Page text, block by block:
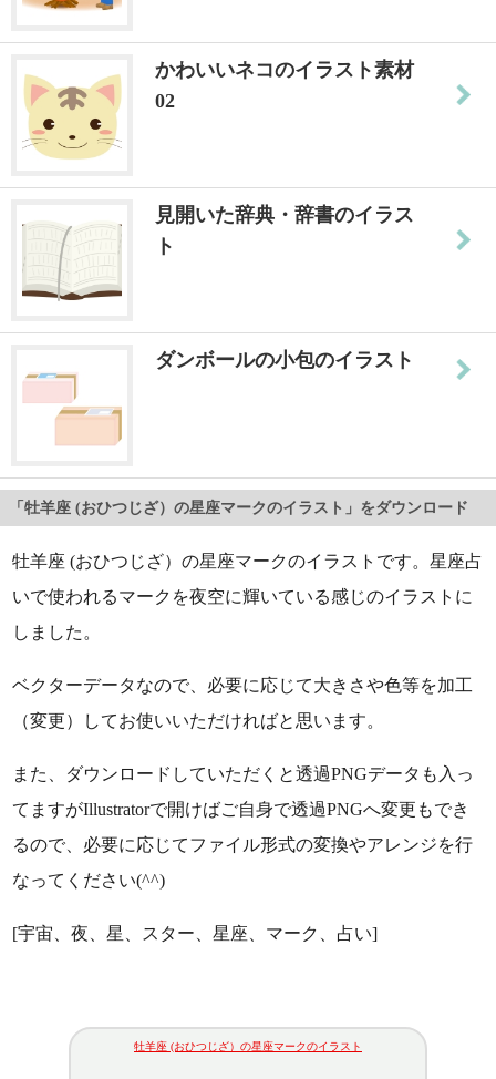
かわいいネコのイラスト素材
02
見開いた辞典・辞書のイラス
ト
ダンボールの小包のイラスト
「牡羊座 (おひつじざ）の星座マークのイラスト」をダウンロード
牡羊座 (おひつじざ）の星座マークのイラストです。星座占
いで使われるマークを夜空に輝いている感じのイラストに
しました。
ベクターデータなので、必要に応じて大きさや色等を加工
（変更）してお使いいただければと思います。
また、ダウンロードしていただくと透過PNGデータも入っ
てますがIllustratorで開けばご自身で透過PNGへ変更もでき
るので、必要に応じてファイル形式の変換やアレンジを行
なってください(^^)
[宇宙、夜、星、スター、星座、マーク、占い]
牡羊座 (おひつじざ）の星座マークのイラスト